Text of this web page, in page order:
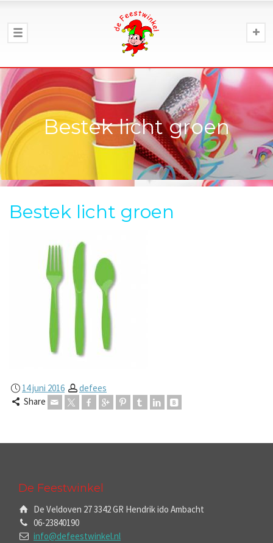
Bestek licht groen
Bestek licht groen
14 juni 2016
defees
Share
De Feestwinkel
De Veldoven 27 3342 GR Hendrik ido Ambacht
06-23840190
info@defeestwinkel.nl